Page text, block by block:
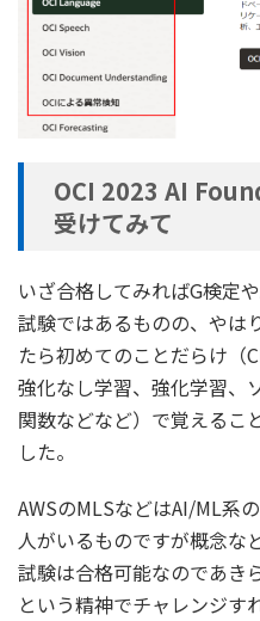
OCI 2023 AI
受けてみて
いざ合格してみればG検定
試験ではあるものの、やは
たら初めてのことだらけ（
強化なし学習、強化学習、
関数などなど）で覚えるこ
した。
AWSのMLSなどはAI/ML系
人がいるものですが概念な
試験は合格可能なのであき
という精神でチャレンジす